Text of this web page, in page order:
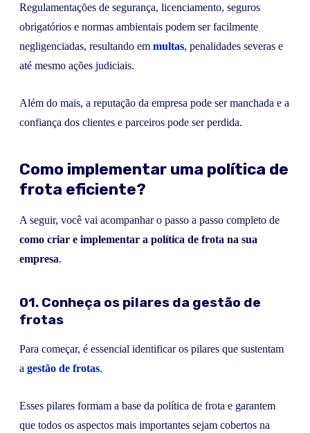
Regulamentações de segurança, licenciamento, seguros
obrigatórios e normas ambientais podem ser facilmente
negligenciadas, resultando em multas, penalidades severas e
até mesmo ações judiciais.
Além do mais, a reputação da empresa pode ser manchada e a
confiança dos clientes e parceiros pode ser perdida.
Como implementar uma política de
frota eficiente?
A seguir, você vai acompanhar o passo a passo completo de
como criar e implementar a política de frota na sua
empresa.
01. Conheça os pilares da gestão de
frotas
Para começar, é essencial identificar os pilares que sustentam
a gestão de frotas.
Esses pilares formam a base da política de frota e garantem
que todos os aspectos mais importantes sejam cobertos na